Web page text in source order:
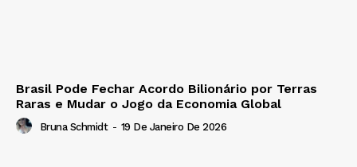
Brasil Pode Fechar Acordo Bilionário por Terras
Raras e Mudar o Jogo da Economia Global
Bruna Schmidt - 19 De Janeiro De 2026